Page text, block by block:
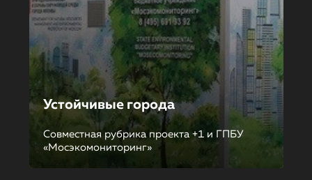
Устойчивые города
Совместная рубрика проекта +1 и ГПБУ
«Мосэкомониторинг»